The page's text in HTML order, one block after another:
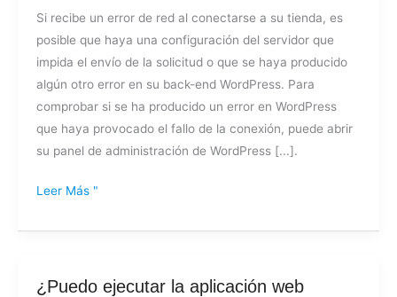
Si recibe un error de red al conectarse a su tienda, es
posible que haya una configuración del servidor que
impida el envío de la solicitud o que se haya producido
algún otro error en su back-end WordPress. Para
comprobar si se ha producido un error en WordPress
que haya provocado el fallo de la conexión, puede abrir
su panel de administración de WordPress [...].
error
de
red
al
intentar
conectarme
a
Leer Más "
¿Puedo ejecutar la aplicación web
¿Puedo